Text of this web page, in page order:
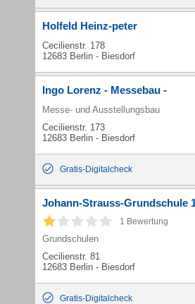
Holfeld Heinz-peter
Cecilienstr. 178
12683 Berlin - Biesdorf
Ingo Lorenz - Messebau -
Messe- und Ausstellungsbau
Cecilienstr. 173
12683 Berlin - Biesdorf
Gratis-Digitalcheck
Johann-Strauss-Grundschule
1 Bewertung
Grundschulen
Cecilienstr. 81
12683 Berlin - Biesdorf
Gratis-Digitalcheck